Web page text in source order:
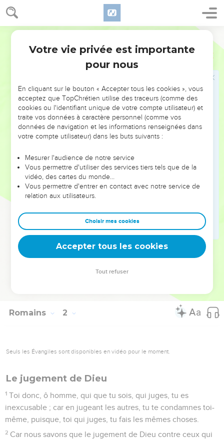
Romains 1
26 C'est pourquoi Dieu les a livrés à des passions honteuses ;
car les femmes parmi eux ont changé l'usage naturel en un
autre qui est contre nature.
De même aussi, les hommes, laissant l'usage naturel de la
femme, ont été embrasés dans leur convoitise les uns pour
les autres, commettant homme avec homme des choses
infâmes, et recevant en eux-mêmes la récompense qui était
due à leur égarement.
Et, comme ils ne se sont pas souciés de connaître Dieu,
Dieu les a livrés à un esprit dépravé, en sorte qu'ils
commettent des choses indignes.
méchanceté, d'avarice, de malice ; pleins d'envie, de
meurtres, de querelles, de tromperies, et de malignité ;
Rapporteurs, médisants, ennemis de Dieu, outrageux,
orgueilleux, vains, inventeurs de méchancetés,
désobéissants à pères et à mères ;
Sans intelligence, sans loyauté, sans affection naturelle,
implacables, sans compassion ;
Qui, connaissant le décret de Dieu, savoir : que ceux qui
commettent de telles choses sont dignes de mort, non
Romains 2
Seuls les Évangiles sont disponibles en vidéo pour le moment.
Le jugement de Dieu
1 Toi donc, ô homme, qui que tu sois, qui juges, tu es
inexcusable ; car en jugeant les autres, tu te condamnes toi-
même, puisque, toi qui juges, tu fais les mêmes choses.
2 Car nous savons que le jugement de Dieu contre ceux qui
Votre vie privée est importante
pour nous
En cliquant sur le bouton « Accepter tous les cookies », vous
acceptez que TopChrétien utilise des traceurs (comme des
cookies ou l'identifiant unique de votre compte utilisateur) et
traite vos données à caractère personnel (comme vos
données de navigation et les informations renseignées dans
votre compte utilisateur) dans les buts suivants :
Mesurer l'audience de notre service
Vous permettre d'utiliser des services tiers tels que de la
vidéo, des cartes du monde…
Vous permettre d'entrer en contact avec notre service de
relation aux utilisateurs.
Choisir mes cookies
Accepter tous les cookies
Tout refuser